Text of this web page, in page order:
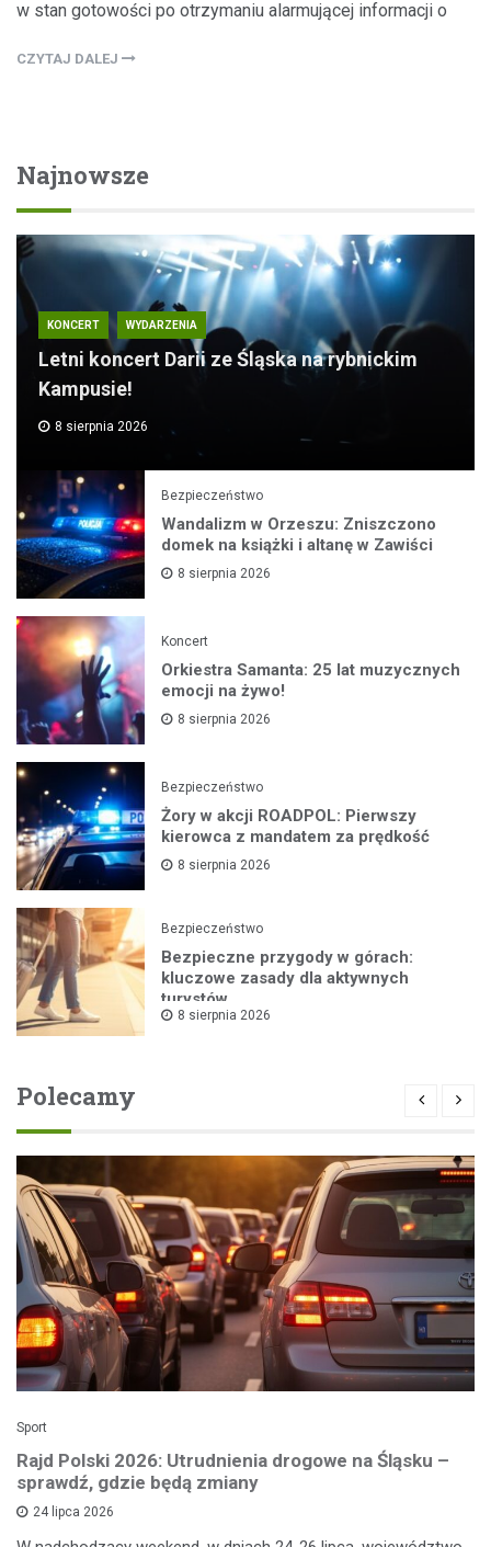
w stan gotowości po otrzymaniu alarmującej informacji o
CZYTAJ DALEJ
Najnowsze
KONCERT WYDARZENIA
Letni koncert Darii ze Śląska na rybnickim
Kampusie!
8 sierpnia 2026
Bezpieczeństwo
Wandalizm w Orzeszu: Zniszczono
domek na książki i altanę w Zawiści
8 sierpnia 2026
Koncert
Orkiestra Samanta: 25 lat muzycznych
emocji na żywo!
8 sierpnia 2026
Bezpieczeństwo
Żory w akcji ROADPOL: Pierwszy
kierowca z mandatem za prędkość
8 sierpnia 2026
Bezpieczeństwo
Bezpieczne przygody w górach:
kluczowe zasady dla aktywnych
turystów
8 sierpnia 2026
Polecamy
Sport
Rajd Polski 2026: Utrudnienia drogowe na Śląsku –
sprawdź, gdzie będą zmiany
24 lipca 2026